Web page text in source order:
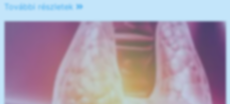
További részletek